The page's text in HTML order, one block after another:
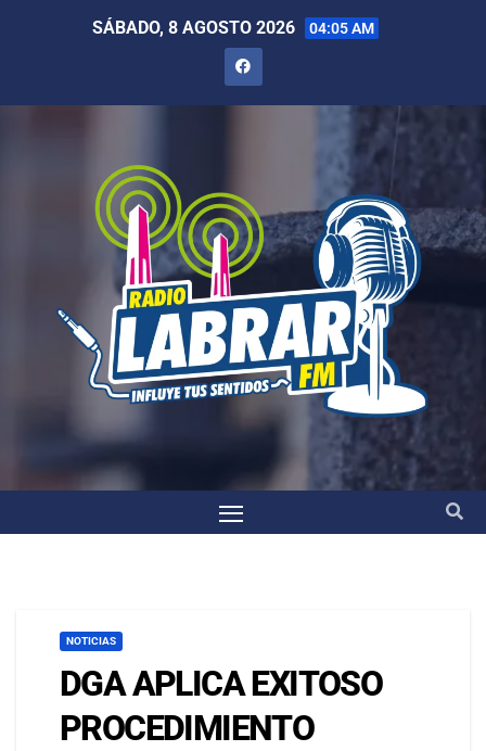
SÁBADO, 8 AGOSTO 2026 04:05 AM
NOTICIAS
DGA APLICA EXITOSO
PROCEDIMIENTO